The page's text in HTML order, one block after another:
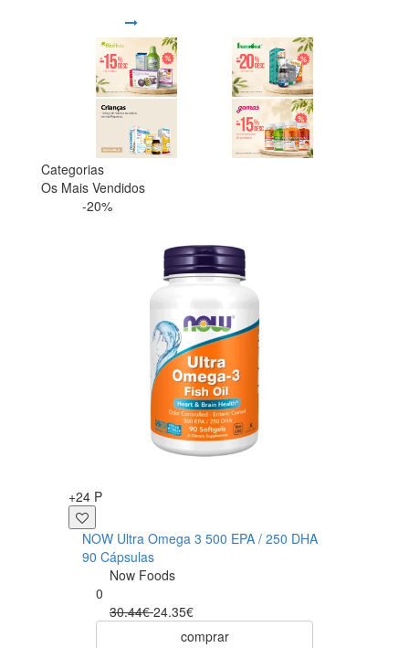
Categorias
Os Mais Vendidos
-20%
+24 P
NOW Ultra Omega 3 500 EPA / 250 DHA
90 Cápsulas
Now Foods
0
30.44€24.35€
comprar